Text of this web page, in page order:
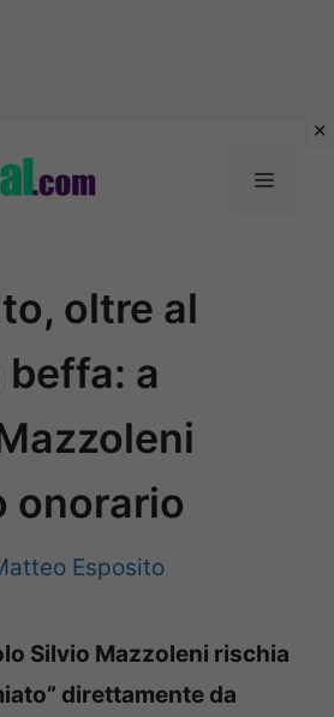
Menu
oltre al
a
onorario
Esposito
Silvio Mazzoleni rischia
direttamente da